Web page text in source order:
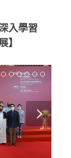
入學習
】